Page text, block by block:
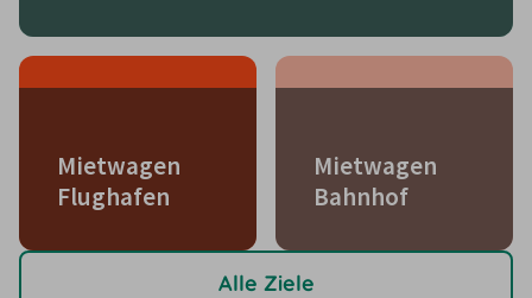
Mietwagen
Flughafen
Mietwagen
Bahnhof
Alle Ziele